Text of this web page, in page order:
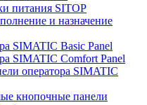
питания SITOP
и назначение
SIMATIC Basic Panel
SIMATIC Comfort Panel
оператора SIMATIC
кнопочные панели